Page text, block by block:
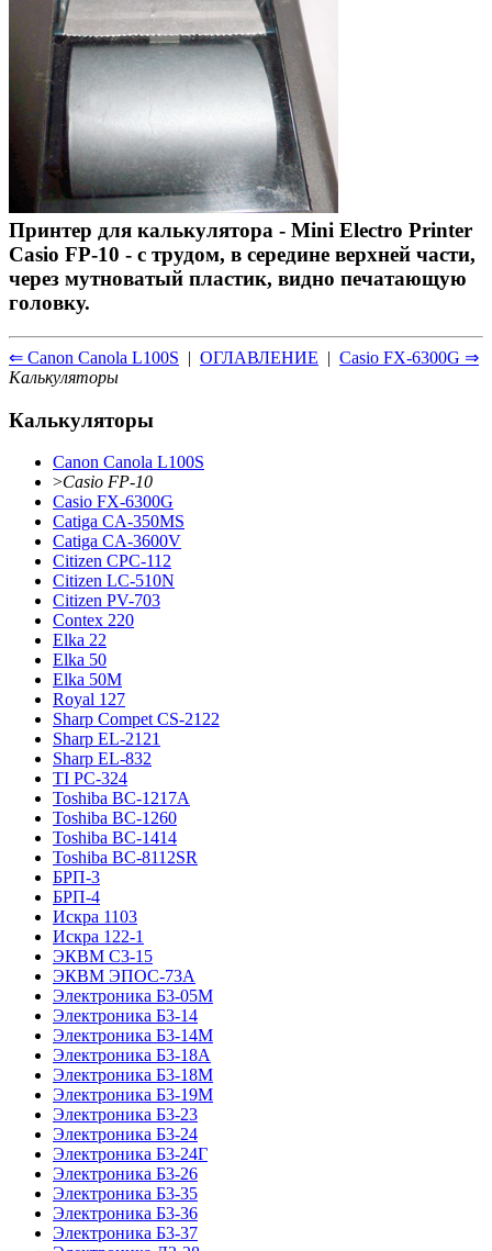
Принтер для калькулятора - Mini Electro Printer
Casio FP-10 - с трудом, в середине верхней части,
через мутноватый пластик, видно печатающую
головку.
⇐ Canon Canola L100S | ОГЛАВЛЕНИЕ | Casio FX-6300G ⇒
Калькуляторы
Калькуляторы
Canon Canola L100S
>Casio FP-10
Casio FX-6300G
Catiga CA-350MS
Catiga CA-3600V
Citizen CPC-112
Citizen LC-510N
Citizen PV-703
Contex 220
Elka 22
Elka 50
Elka 50M
Royal 127
Sharp Compet CS-2122
Sharp EL-2121
Sharp EL-832
TI PC-324
Toshiba BC-1217A
Toshiba BC-1260
Toshiba BC-1414
Toshiba BC-8112SR
БРП-3
БРП-4
Искра 1103
Искра 122-1
ЭКВМ С3-15
ЭКВМ ЭПОС-73А
Электроника Б3-05М
Электроника Б3-14
Электроника Б3-14М
Электроника Б3-18А
Электроника Б3-18М
Электроника Б3-19М
Электроника Б3-23
Электроника Б3-24
Электроника Б3-24Г
Электроника Б3-26
Электроника Б3-35
Электроника Б3-36
Электроника Б3-37